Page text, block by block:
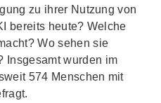
zu ihrer Nutzung von
bereits heute? Welche
Wo sehen sie
Insgesamt wurden im
574 Menschen mit